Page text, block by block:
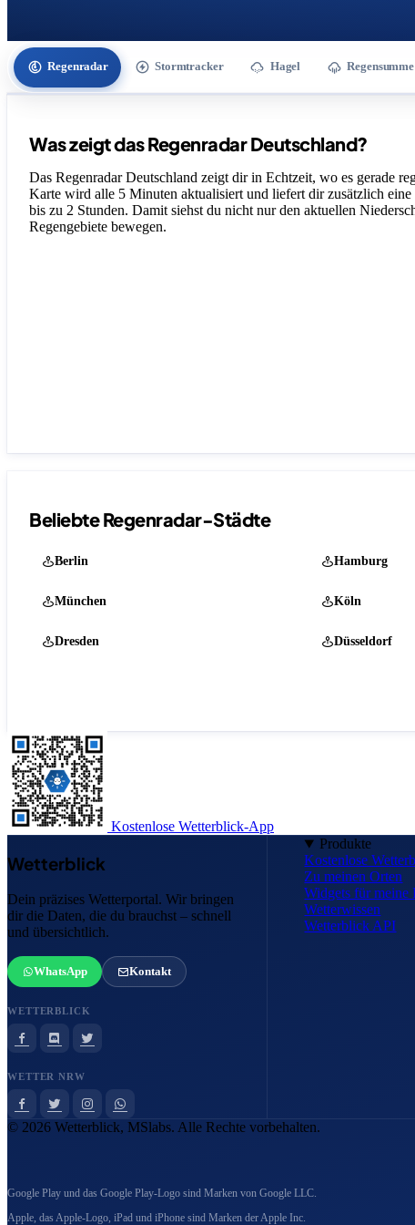
Regenradar Stormtracker Hagel Regensumme
Was zeigt das Regenradar Deutschland?
Das Regenradar Deutschland zeigt dir in Echtzeit, wo es gerade
Karte wird alle 5 Minuten aktualisiert und liefert dir zusätzlich eine
bis zu 2 Stunden. Damit siehst du nicht nur den aktuellen
Regengebiete bewegen.
Beliebte Regenradar-Städte
Berlin Hamburg
München Köln
Dresden Düsseldorf
Kostenlose Wetterblick-App
Wetterblick
Dein präzises Wetterportal. Wir bringen
dir die Daten, die du brauchst – schnell
und übersichtlich.
WhatsApp Kontakt
WETTERBLICK
WETTER NRW
Produkte
Kostenlose
Zu meinen Orten
Widgets für meine
Wetterwissen
Wetterblick API
© 2026 Wetterblick, MSlabs. Alle Rechte vorbehalten.
Google Play und das Google Play-Logo sind Marken von Google LLC.
Apple, das Apple-Logo, iPad und iPhone sind Marken der Apple Inc.